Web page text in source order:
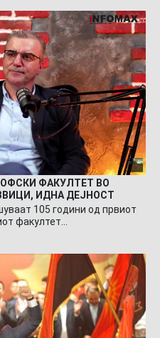
ФАКУЛТЕТ ВО
ИДНА ДЕЈНОСТ
105 години од првиот
факултет…